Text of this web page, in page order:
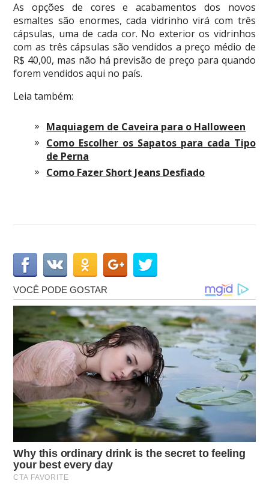
As opções de cores e acabamentos dos novos
esmaltes são enormes, cada vidrinho virá com três
cápsulas, uma de cada cor. No exterior os vidrinhos
com as três cápsulas são vendidos a preço médio de
R$ 40,00, mas não há previsão de preço para quando
forem vendidos aqui no país.
Leia também:
Maquiagem de Caveira para o Halloween
Como Escolher os Sapatos para cada Tipo
de Perna
Como Fazer Short Jeans Desfiado